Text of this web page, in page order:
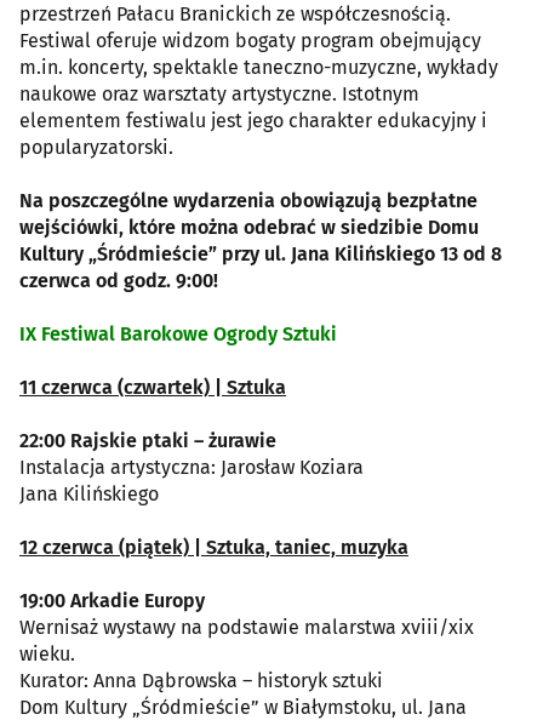
przestrzeń Pałacu Branickich ze współczesnością.
Festiwal oferuje widzom bogaty program obejmujący
m.in. koncerty, spektakle taneczno-muzyczne, wykłady
naukowe oraz warsztaty artystyczne. Istotnym
elementem festiwalu jest jego charakter edukacyjny i
popularyzatorski.
Na poszczególne wydarzenia obowiązują bezpłatne
wejściówki, które można odebrać w siedzibie Domu
Kultury „Śródmieście” przy ul. Jana Kilińskiego 13 od 8
czerwca od godz. 9:00!
IX Festiwal Barokowe Ogrody Sztuki
11 czerwca (czwartek) | Sztuka
22:00 Rajskie ptaki – żurawie
Instalacja artystyczna: Jarosław Koziara
Jana Kilińskiego
12 czerwca (piątek) | Sztuka, taniec, muzyka
19:00 Arkadie Europy
Wernisaż wystawy na podstawie malarstwa xviii/xix
wieku.
Kurator: Anna Dąbrowska – historyk sztuki
Dom Kultury „Śródmieście” w Białymstoku, ul. Jana